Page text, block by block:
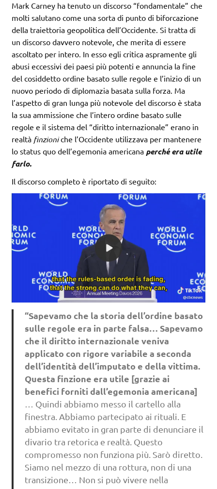
Mark Carney ha tenuto un discorso “fondamentale” che
molti salutano come una sorta di punto di biforcazione
della traiettoria geopolitica dell’Occidente. Si tratta di
un discorso davvero notevole, che merita di essere
ascoltato per intero. In esso egli critica aspramente gli
abusi eccessivi dei paesi più potenti e annuncia la fine
del cosiddetto ordine basato sulle regole e l’inizio di un
nuovo periodo di diplomazia basata sulla forza. Ma
l’aspetto di gran lunga più notevole del discorso è stata
la sua ammissione che l’intero ordine basato sulle
regole e il sistema del “diritto internazionale” erano in
realtà finzioniche l’Occidente utilizzava per mantenere
lo status quo dell’egemonia americana perché era utile
farlo.
Il discorso completo è riportato di seguito:
“Sapevamo che la storia dell’ordine basato
sulle regole era in parte falsa… Sapevamo
che il diritto internazionale veniva
applicato con rigore variabile a seconda
dell’identità dell’imputato e della vittima.
Questa finzione era utile [grazie ai
benefici forniti dall’egemonia americana]
… Quindi abbiamo messo il cartello alla
finestra. Abbiamo partecipato ai rituali. E
abbiamo evitato in gran parte di denunciare il
divario tra retorica e realtà. Questo
compromesso non funziona più. Sarò diretto.
Siamo nel mezzo di una rottura, non di una
transizione… Non si può vivere nella